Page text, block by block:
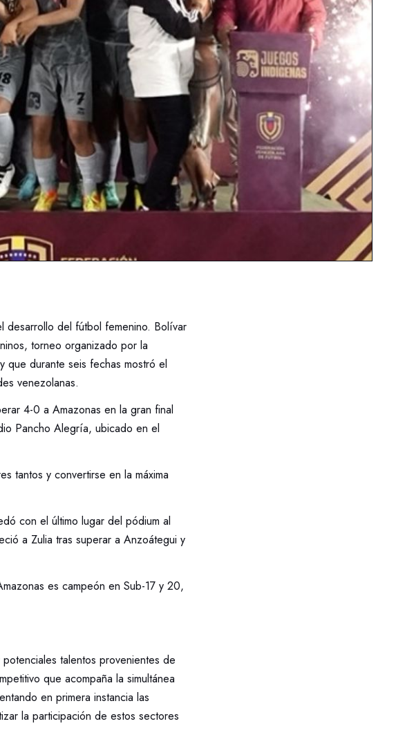
desarrollo del fútbol femenino. Bolívar
torneo organizado por la
durante seis fechas mostró el
venezolanas.
4-0 a Amazonas en la gran final
Pancho Alegría, ubicado en el
tantos y convertirse en la máxima
con el último lugar del pódium al
a Zulia tras superar a Anzoátegui y
es campeón en Sub-17 y 20,
talentos provenientes de
que acompaña la simultánea
en primera instancia las
la participación de estos sectores